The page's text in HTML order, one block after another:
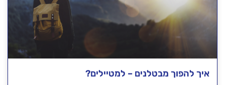
איך להפוך מבטלנים – למטיילים?